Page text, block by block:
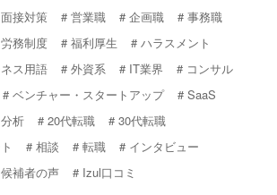
面接対策 営業職 企画職
事務職
労務制度 福利厚生
ハラスメント
ス用語 外資系 IT業界
コンサル
ベンチャー・スタートアップ
SaaS
析 20代転職
30代転職
相談 転職
インタビュー
候補者の声 Izul口コミ